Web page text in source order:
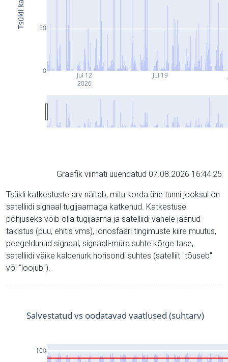
Jul 12
2026
Jul 19
0
50
Graafik viimati uuendatud 07.08.2026 16:44:25
Tsükli katkestuste arv näitab, mitu korda ühe tunni jooksul on
satelliidi signaal tugijaamaga katkenud. Katkestuse
põhjuseks võib olla tugijaama ja satelliidi vahele jäänud
takistus (puu, ehitis vms), ionosfääri tingimuste kiire muutus,
peegeldunud signaal, signaali-müra suhte kõrge tase,
satelliidi väike kaldenurk horisondi suhtes (satelliit "tõuseb"
või "loojub").
100
Salvestatud vs oodatavad vaatlused (suhtarv)